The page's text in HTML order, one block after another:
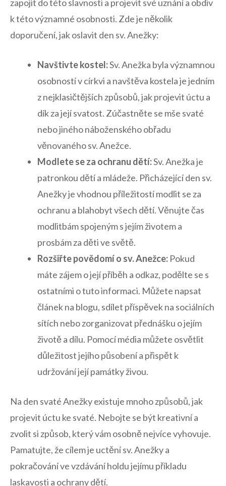
‍zapojit⁤ do této⁢ slavnosti ‍a‍ projevit své uznání a‌ obdiv
⁢k této významné ​osobnosti.‍ Zde je​ několik
‍doporučení,⁤ jak oslavit den ⁤sv. ⁢Anežky:
Navštivte kostel:Sv. Anežka⁢ byla ⁢významnou
osobností v církvi a navštěva kostela je‍ jedním ​
z ⁢nejklasičtějších způsobů, jak projevit úctu ‌a
dík za její svatost. Zúčastněte se mše svaté
nebo jiného náboženského obřadu‌
věnovaného sv. Anežce.
Modlete ‌se za ‍ochranu dětí:Sv. Anežka je
patronkou dětí a⁤ mládeže. Přicházející den sv.
Anežky je vhodnou příležitostí modlit ⁤se za⁢
ochranu a blahobyt všech dětí. ⁤Věnujte čas
modlitbám spojeným‌ s ⁢jejím životem a
prosbám za děti ve světě.
Rozšiřte povědomí o ⁤sv. Anežce: ⁢Pokud
‌máte zájem o její příběh ⁣a odkaz, ⁤podělte se s
ostatními o tuto informaci. Můžete napsat
článek na⁣ blogu,⁣ sdílet příspěvek na sociálních
sítích nebo zorganizovat přednášku o jejím
životě a dílu. Pomocí média ‌můžete osvětlit
důležitost jejího‌ působení‍ a‌ přispět k
⁣udržování⁣ její památky živou.
Na ⁢den svaté Anežky existuje mnoho způsobů, jak
projevit úctu ke svaté. Nebojte⁢ se být kreativní a
zvolit si způsob, který vám osobně nejvíce vyhovuje.
Pamatujte, ‌že ⁤cílem je uctění⁣ sv. Anežky a⁢
pokračování ve vzdávání holdu jejímu příkladu
laskavosti a​ ochrany dětí.